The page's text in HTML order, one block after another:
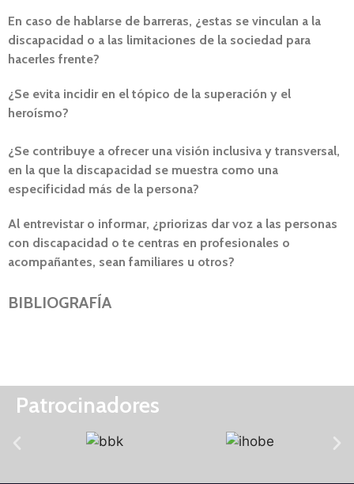
En caso de hablarse de barreras, ¿estas se vinculan a la
discapacidad o a las limitaciones de la sociedad para
hacerles frente?
¿Se evita incidir en el tópico de la superación y el
heroísmo?
¿Se contribuye a ofrecer una visión inclusiva y transversal,
en la que la discapacidad se muestra como una
especificidad más de la persona?
Al entrevistar o informar, ¿priorizas dar voz a las personas
con discapacidad o te centras en profesionales o
acompañantes, sean familiares u otros?
BIBLIOGRAFÍA
Patrocinadores